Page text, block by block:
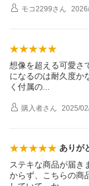
モコ2299さん
想像を超える可愛さ
になるのは耐久度か
く付属の
購入者さん 2025/
ありが
ステキな商品が届き
からず、こちらの商